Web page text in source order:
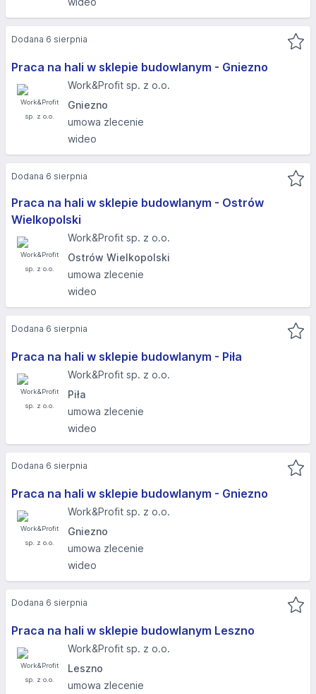
Praca na hali w sklepie budowlanym - Gniezno
Work&Profit sp. z o.o.
Gniezno
umowa zlecenie
wideo
Dodana 6 sierpnia
Praca na hali w sklepie budowlanym - Ostrów
Wielkopolski
Work&Profit sp. z o.o.
Ostrów Wielkopolski
umowa zlecenie
wideo
Dodana 6 sierpnia
Praca na hali w sklepie budowlanym - Piła
Work&Profit sp. z o.o.
Piła
umowa zlecenie
wideo
Dodana 6 sierpnia
Praca na hali w sklepie budowlanym - Gniezno
Work&Profit sp. z o.o.
Gniezno
umowa zlecenie
wideo
Dodana 6 sierpnia
Praca na hali w sklepie budowlanym Leszno
Work&Profit sp. z o.o.
Leszno
umowa zlecenie
Dodana 6 sierpnia